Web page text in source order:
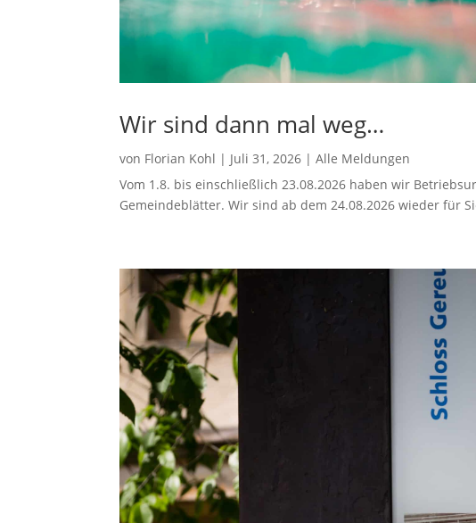
Wir sind dann mal weg…
von Florian Kohl | Juli 31, 2026 |Alle Meldungen
Vom 1.8. bis einschließlich 23.08.2026 haben wir
Gemeindeblätter. Wir sind ab dem 24.08.2026 wieder für